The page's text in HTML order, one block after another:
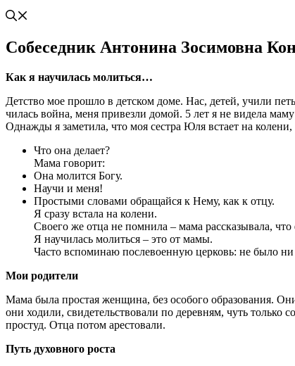
Собе­сед­ник Анто­ни­на Зоси­мов­на
Как я научи­лась молиться…
Дет­ство мое про­шло в дет­ском доме. Нас, детей, учи­ли
чи­лась вой­на, меня при­вез­ли домой. 5 лет я не виде­ла
Одна­жды я заме­ти­ла, что моя сест­ра Юля вста­ет на коле­ни,
Что она дела­ет?
Мама гово­рит:
Она молит­ся Богу.
Научи и меня!
Про­сты­ми сло­ва­ми обра­щай­ся к Нему, как к отцу.
Я сра­зу вста­ла на коле­ни.
Сво­е­го же отца не пом­ни­ла – мама рас­ска­зы­ва­ла,
Я научи­лась молить­ся – это от мамы.
Часто вспо­ми­наю после­во­ен­ную цер­ковь: не было
Мои роди­те­ли
Мама была про­стая жен­щи­на, без осо­бо­го обра­зо­ва­ния.
они ходи­ли, сви­де­тель­ство­ва­ли по дерев­ням, чуть толь­ко
про­студ. Отца потом арестовали.
Путь духов­но­го роста